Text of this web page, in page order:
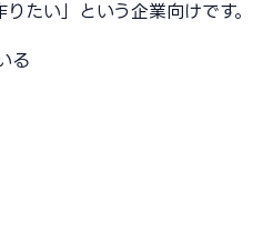
たい」という企業向けです。
る